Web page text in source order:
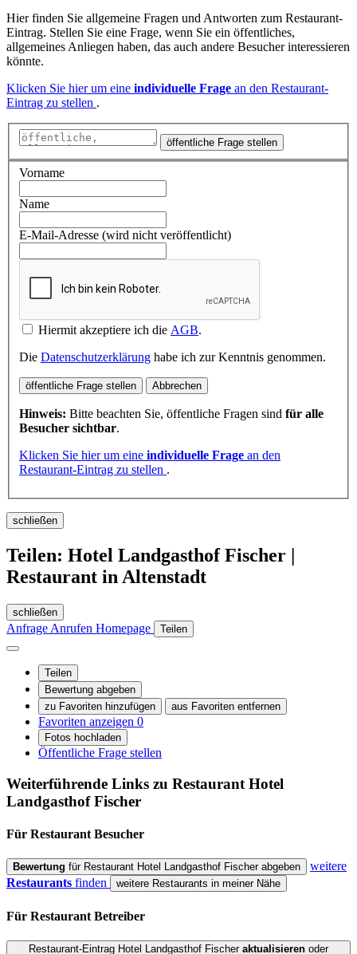
Hier finden Sie allgemeine Fragen und Antworten zum Restaurant-
Eintrag. Stellen Sie eine Frage, wenn Sie ein öffentliches,
allgemeines Anliegen haben, das auch andere Besucher interessieren
könnte.
Klicken Sie hier um eine individuelle Frage an den Restaurant-
Eintrag zu stellen .
öffentliche Frage stellen
Vorname
Name
E-Mail-Adresse (wird nicht veröffentlicht)
Hiermit akzeptiere ich die AGB.
Die Datenschutzerklärung habe ich zur Kenntnis genommen.
öffentliche Frage stellen Abbrechen
Hinweis: Bitte beachten Sie, öffentliche Fragen sind für alle
Besucher sichtbar.
Klicken Sie hier um eine individuelle Frage an den
Restaurant-Eintrag zu stellen .
schließen
Teilen: Hotel Landgasthof Fischer |
Restaurant in Altenstadt
schließen
Anfrage Anrufen Homepage Teilen
Teilen
Bewertung abgeben
zu Favoriten hinzufügen
aus Favoriten entfernen
Favoriten anzeigen 0
Fotos hochladen
Öffentliche Frage stellen
Weiterführende Links zu Restaurant Hotel
Landgasthof Fischer
Für Restaurant Besucher
Bewertung für Restaurant Hotel Landgasthof Fischer abgeben
weitere
Restaurants finden weitere Restaurants in meiner Nähe
Für Restaurant Betreiber
Restaurant-Eintrag Hotel Landgasthof Fischer aktualisieren oder